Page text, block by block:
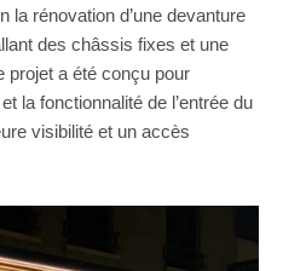
la rénovation d’une devanture
des châssis fixes et une
projet a été conçu pour
la fonctionnalité de l’entrée du
visibilité et un accès